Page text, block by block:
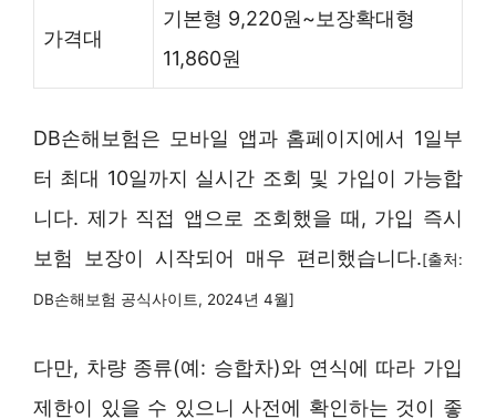
가격대
기본형 9,220원~보장확대형
11,860원
DB손해보험은 모바일 앱과 홈페이지에서 1일부
터 최대 10일까지 실시간 조회 및 가입이 가능합
니다. 제가 직접 앱으로 조회했을 때, 가입 즉시
보험 보장이 시작되어 매우 편리했습니다.[출처:
DB손해보험 공식사이트, 2024년 4월]
다만, 차량 종류(예: 승합차)와 연식에 따라 가입
제한이 있을 수 있으니 사전에 확인하는 것이 좋